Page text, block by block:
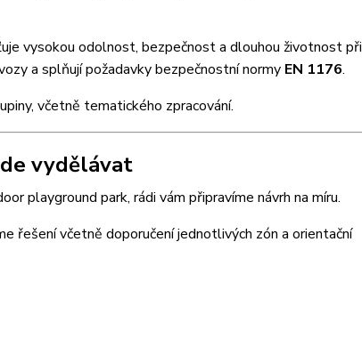
vysokou odolnost, bezpečnost a dlouhou životnost při
a splňují požadavky bezpečnostní normy EN 1176.
včetně tematického zpracování.
vydělávat
playground park, rádi vám připravíme návrh na míru.
řešení včetně doporučení jednotlivých zón a orientační